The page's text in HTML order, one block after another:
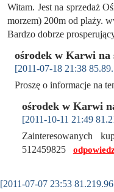
Witam. Jest na sprzedaż
morzem) 200m od plaży.
Bardzo dobrze
ośrodek w Karwi na
[2011-07-18 21:38
Proszę o informacje na
ośrodek w Karwi
[2011-10-11 21:49
Zainteresowanych
512459825
[2011-07-07 23:53